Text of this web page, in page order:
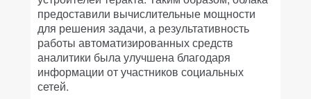
предоставили вычислительные мощности
для решения задачи, а результативность
работы автоматизированных средств
аналитики была улучшена благодаря
информации от участников социальных
сетей.